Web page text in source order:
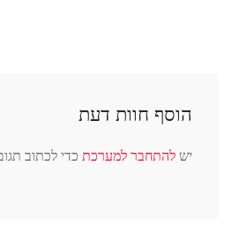
הוסף חוות דעת
יש להתחבר למערכת כדי לכתוב